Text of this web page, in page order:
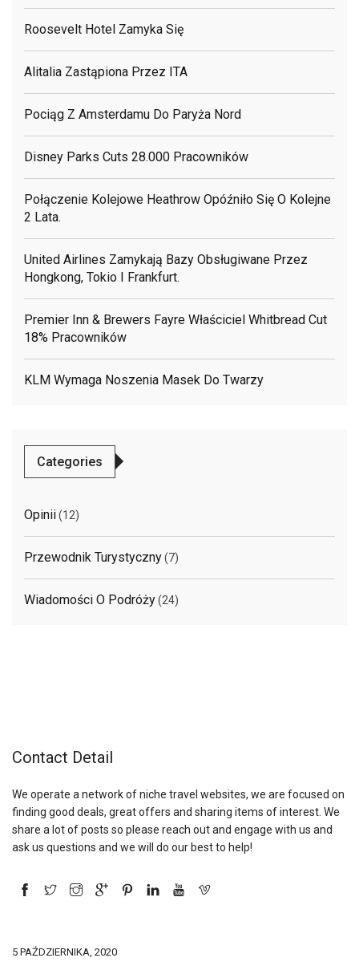
Roosevelt Hotel Zamyka Się
Alitalia Zastąpiona Przez ITA
Pociąg Z Amsterdamu Do Paryża Nord
Disney Parks Cuts 28.000 Pracowników
Połączenie Kolejowe Heathrow Opóźniło Się O Kolejne
2 Lata.
United Airlines Zamykają Bazy Obsługiwane Przez
Hongkong, Tokio I Frankfurt.
Premier Inn & Brewers Fayre Właściciel Whitbread Cut
18% Pracowników
KLM Wymaga Noszenia Masek Do Twarzy
Categories
Opinii(12)
Przewodnik Turystyczny(7)
Wiadomości O Podróży(24)
Contact Detail
We operate a network of niche travel websites, we are focused on
finding good deals, great offers and sharing items of interest. We
share a lot of posts so please reach out and engage with us and
ask us questions and we will do our best to help!
5 PAŹDZIERNIKA, 2020